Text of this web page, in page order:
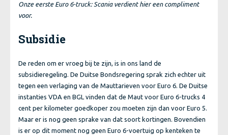
Onze eerste Euro 6-truck: Scania verdient hier een compliment
voor.
Subsidie
De reden om er vroeg bij te zijn, is in ons land de
subsidieregeling. De Duitse Bondsregering sprak zich echter uit
tegen een verlaging van de Mauttarieven voor Euro 6. De Duitse
instanties VDA en BGL vinden dat de Maut voor Euro 6-trucks 4
cent per kilometer goedkoper zou moeten zijn dan voor Euro 5.
Maar er is nog geen sprake van dat soort kortingen. Bovendien
is er op dit moment nog geen Euro 6-voertuig op kenteken te